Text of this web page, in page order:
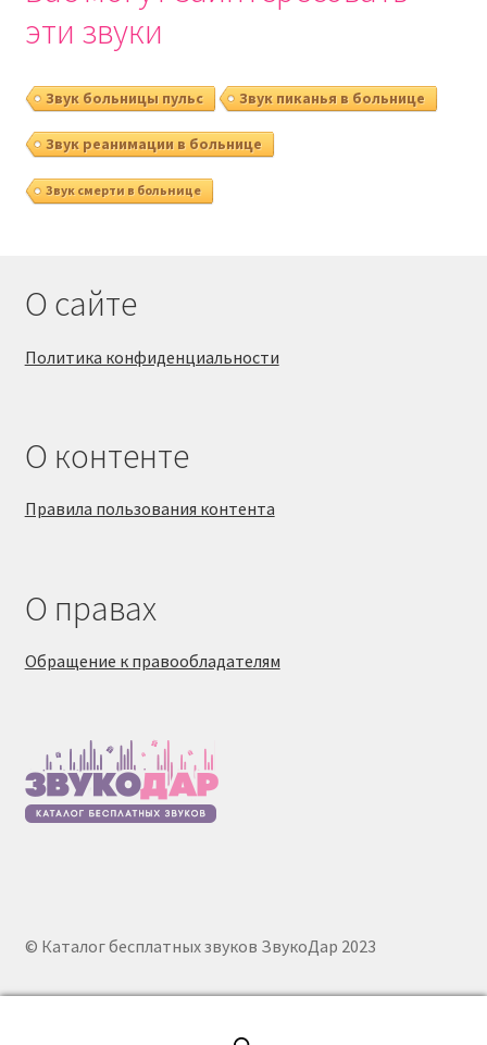
эти звуки
Звук больницы пульс Звук пиканья в больнице
Звук реанимации в больнице
Звук смерти в больнице
О сайте
Политика конфиденциальности
О контенте
Правила пользования контента
О правах
Обращение к правообладателям
© Каталог бесплатных звуков ЗвукоДар 2023